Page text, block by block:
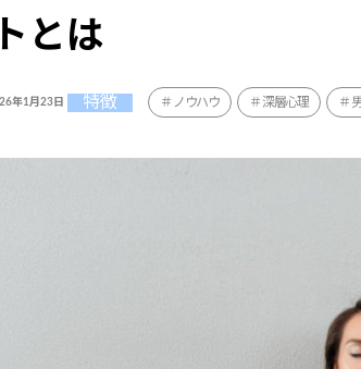
とは
年1月23日 特徴 ノウハウ 深層心理